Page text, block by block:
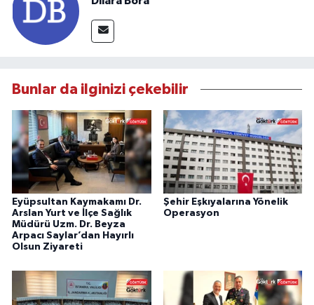
Bunlar da ilginizi çekebilir
Eyüpsultan Kaymakamı Dr.
Arslan Yurt ve İlçe Sağlık
Müdürü Uzm. Dr. Beyza
Arpacı Saylar’dan Hayırlı
Olsun Ziyareti
Şehir Eşkıyalarına Yönelik
Operasyon